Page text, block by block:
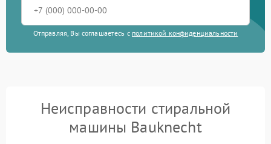
Отправляя, Вы соглашаетесь с политикой конфиденциальности
Неисправности стиральной
машины Bauknecht